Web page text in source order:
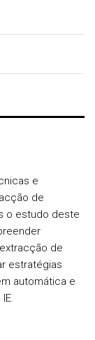
e
de
o estudo deste
de
estratégias
automática e